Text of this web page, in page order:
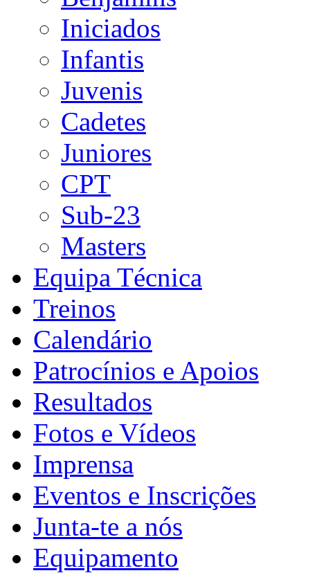
Iniciados
Infantis
Juvenis
Cadetes
Juniores
CPT
Sub-23
Masters
Equipa Técnica
Treinos
Calendário
Patrocínios e Apoios
Resultados
Fotos e Vídeos
Imprensa
Eventos e Inscrições
Junta-te a nós
Equipamento